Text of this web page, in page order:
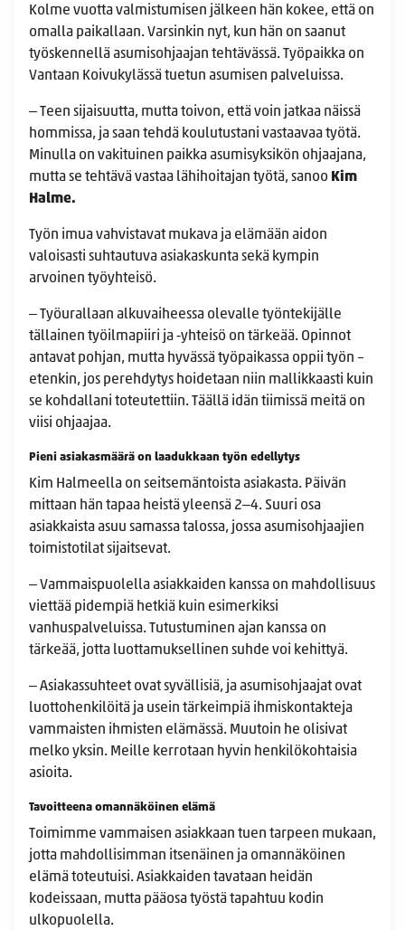
Kolme vuotta valmistumisen jälkeen hän kokee, että on
omalla paikallaan. Varsinkin nyt, kun hän on saanut
työskennellä asumisohjaajan tehtävässä. Työpaikka on
Vantaan Koivukylässä tuetun asumisen palveluissa.
‒ Teen sijaisuutta, mutta toivon, että voin jatkaa näissä
hommissa, ja saan tehdä koulutustani vastaavaa työtä.
Minulla on vakituinen paikka asumisyksikön ohjaajana,
mutta se tehtävä vastaa lähihoitajan työtä, sanoo Kim
Halme.
Työn imua vahvistavat mukava ja elämään aidon
valoisasti suhtautuva asiakaskunta sekä kympin
arvoinen työyhteisö.
‒ Työurallaan alkuvaiheessa olevalle työntekijälle
tällainen työilmapiiri ja ‑yhteisö on tärkeää. Opinnot
antavat pohjan, mutta hyvässä työpaikassa oppii työn –
etenkin, jos perehdytys hoidetaan niin mallikkaasti kuin
se kohdallani toteutettiin. Täällä idän tiimissä meitä on
viisi ohjaajaa.
Pieni asiakasmäärä on laadukkaan työn edellytys
Kim Halmeella on seitsemäntoista asiakasta. Päivän
mittaan hän tapaa heistä yleensä 2‒4. Suuri osa
asiakkaista asuu samassa talossa, jossa asumisohjaajien
toimistotilat sijaitsevat.
‒ Vammaispuolella asiakkaiden kanssa on mahdollisuus
viettää pidempiä hetkiä kuin esimerkiksi
vanhuspalveluissa. Tutustuminen ajan kanssa on
tärkeää, jotta luottamuksellinen suhde voi kehittyä.
‒ Asiakassuhteet ovat syvällisiä, ja asumisohjaajat ovat
luottohenkilöitä ja usein tärkeimpiä ihmiskontakteja
vammaisten ihmisten elämässä. Muutoin he olisivat
melko yksin. Meille kerrotaan hyvin henkilökohtaisia
asioita.
Tavoitteena omannäköinen elämä
Toimimme vammaisen asiakkaan tuen tarpeen mukaan,
jotta mahdollisimman itsenäinen ja omannäköinen
elämä toteutuisi. Asiakkaiden tavataan heidän
kodeissaan, mutta pääosa työstä tapahtuu kodin
ulkopuolella.